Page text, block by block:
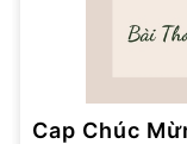
Cap Chúc